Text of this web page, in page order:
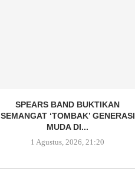
SPEARS BAND BUKTIKAN
SEMANGAT ‘TOMBAK’ GENERASI
MUDA DI...
1 Agustus, 2026, 21:20